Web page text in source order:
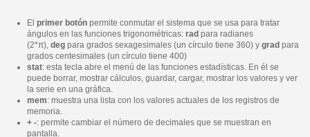
El primer botónpermite conmutar el sistema que se usa para tratar
ángulos en las funciones trigonométricas: rad para radianes
(2*π), deg para grados sexagesimales (un círculo tiene 360) y grad para
grados centesimales (un círculo tiene 400)
stat: esta tecla abre el menú de las funciones estadísticas. En él se
puede borrar, mostrar cálculos, guardar, cargar, mostrar los valores y ver
la serie en una gráfica.
mem: muestra una lista con los valores actuales de los registros de
memoria.
+ -: permite cambiar el número de decimales que se muestran en
pantalla.